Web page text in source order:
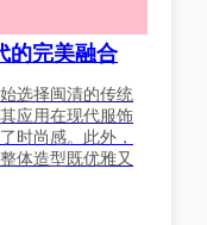
的完美融合
选择闽清的传统
应用在现代服饰
时尚感。此外，
体造型既优雅又